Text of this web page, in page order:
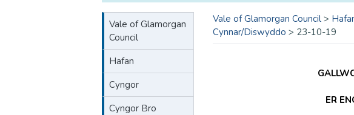
Vale of Glamorgan
Council
Hafan
Cyngor
Cyngor Bro
Vale of Glamorgan Council >
Cynnar/Diswyddo > 23-10-19
ER